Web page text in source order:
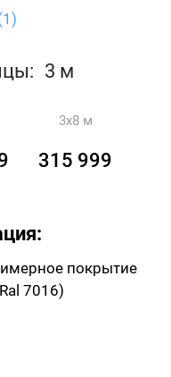
3 м
3x8 м
315 999
покрытие
7016)